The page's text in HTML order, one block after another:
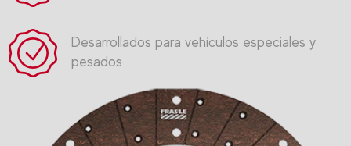
Desarrollados para vehículos especiales y
pesados